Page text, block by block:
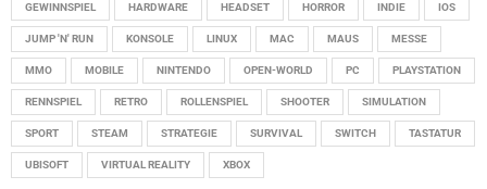
GEWINNSPIEL HARDWARE HEADSET HORROR INDIE IOS
JUMP 'N' RUN KONSOLE LINUX MAC MAUS MESSE
MMO MOBILE NINTENDO OPEN-WORLD PC PLAYSTATION
RENNSPIEL RETRO ROLLENSPIEL SHOOTER SIMULATION
SPORT STEAM STRATEGIE SURVIVAL SWITCH TASTATUR
UBISOFT VIRTUAL REALITY XBOX